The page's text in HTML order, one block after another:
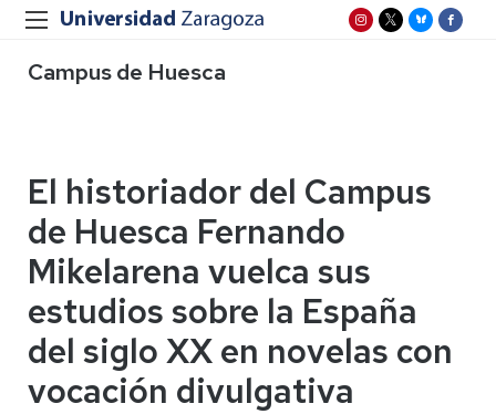
Campus de Huesca
El historiador del Campus
de Huesca Fernando
Mikelarena vuelca sus
estudios sobre la España
del siglo XX en novelas con
vocación divulgativa